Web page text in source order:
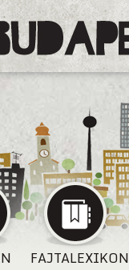
FAJTALEXIKON